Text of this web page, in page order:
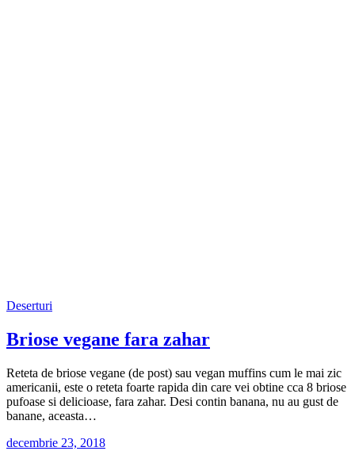
Deserturi
Briose vegane fara zahar
Reteta de briose vegane (de post) sau vegan muffins cum le mai zic
americanii, este o reteta foarte rapida din care vei obtine cca 8 briose
pufoase si delicioase, fara zahar. Desi contin banana, nu au gust de
banane, aceasta…
decembrie 23, 2018